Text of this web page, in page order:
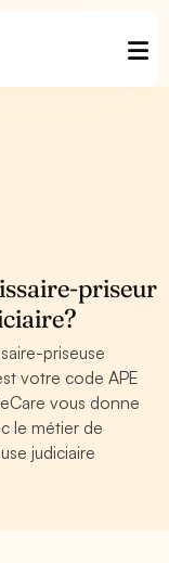
priseur
priseuse
votre code APE
vous donne
le métier de
judiciaire